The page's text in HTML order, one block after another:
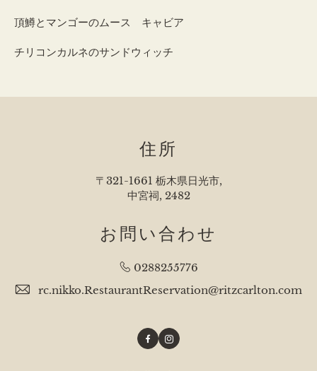
頂鱒とマンゴーのムース キャビア
チリコンカルネのサンドウィッチ
住所
〒321-1661 栃木県日光市,
中宮祠, 2482
お問い合わせ
0288255776
rc.nikko.RestaurantReservation@ritzcarlton.com
FacebookInstagram